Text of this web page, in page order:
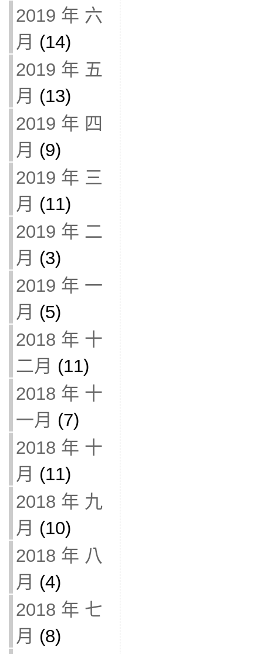
2019 年 六
月 (14)
2019 年 五
月 (13)
2019 年 四
月 (9)
2019 年 三
月 (11)
2019 年 二
月 (3)
2019 年 一
月 (5)
2018 年 十
二月 (11)
2018 年 十
一月 (7)
2018 年 十
月 (11)
2018 年 九
月 (10)
2018 年 八
月 (4)
2018 年 七
月 (8)